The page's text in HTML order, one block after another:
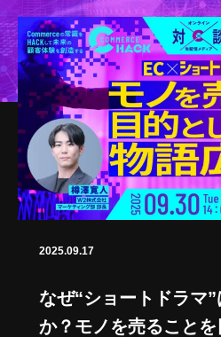
2025.09.17
なぜ“ショートドラマ
か？モノを売ること